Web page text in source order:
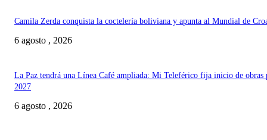
Camila Zerda conquista la coctelería boliviana y apunta al Mundial de
6 agosto , 2026
La Paz tendrá una Línea Café ampliada: Mi Teleférico fija inicio de obras
2027
6 agosto , 2026